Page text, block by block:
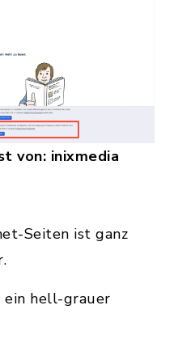
von: inixmedia
Seiten ist ganz
ein hell-grauer